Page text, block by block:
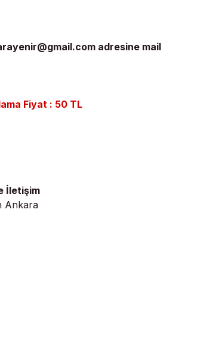
adresine mail
Fiyat : 50 TL
İletişim
Ankara